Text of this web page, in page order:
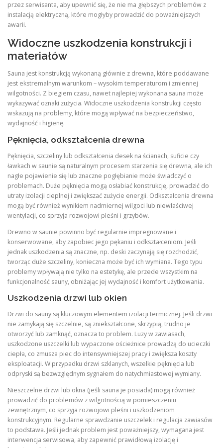
przez serwisanta, aby upewnić się, że nie ma głębszych problemów z
instalacją elektryczną, które mogłyby prowadzić do poważniejszych
awarii.
Widoczne uszkodzenia konstrukcji i
materiałów
Sauna jest konstrukcją wykonaną głównie z drewna, które poddawane
jest ekstremalnym warunkom – wysokim temperaturom i zmiennej
wilgotności. Z biegiem czasu, nawet najlepiej wykonana sauna może
wykazywać oznaki zużycia. Widoczne uszkodzenia konstrukcji często
wskazują na problemy, które mogą wpływać na bezpieczeństwo,
wydajność i higienę.
Pęknięcia, odkształcenia drewna
Pęknięcia, szczeliny lub odkształcenia desek na ścianach, suficie czy
ławkach w saunie są naturalnym procesem starzenia się drewna, ale ich
nagłe pojawienie się lub znaczne pogłębianie może świadczyć o
problemach. Duże pęknięcia mogą osłabiać konstrukcję, prowadzić do
utraty izolacji cieplnej i zwiększać zużycie energii. Odkształcenia drewna
mogą być również wynikiem nadmiernej wilgoci lub niewłaściwej
wentylacji, co sprzyja rozwojowi pleśni i grzybów.
Drewno w saunie powinno być regularnie impregnowane i
konserwowane, aby zapobiec jego pękaniu i odkształceniom. Jeśli
jednak uszkodzenia są znaczne, np. deski zaczynają się rozchodzić,
tworząc duże szczeliny, konieczna może być ich wymiana. Tego typu
problemy wpływają nie tylko na estetykę, ale przede wszystkim na
funkcjonalność sauny, obniżając jej wydajność i komfort użytkowania.
Uszkodzenia drzwi lub okien
Drzwi do sauny są kluczowym elementem izolacji termicznej. Jeśli drzwi
nie zamykają się szczelnie, są zniekształcone, skrzypią, trudno je
otworzyć lub zamknąć, oznacza to problem. Luzy w zawiasach,
uszkodzone uszczelki lub wypaczone ościeżnice prowadzą do ucieczki
ciepła, co zmusza piec do intensywniejszej pracy i zwiększa koszty
eksploatacji. W przypadku drzwi szklanych, wszelkie pęknięcia lub
odpryski są bezwzględnym sygnałem do natychmiastowej wymiany.
Nieszczelne drzwi lub okna (jeśli sauna je posiada) mogą również
prowadzić do problemów z wilgotnością w pomieszczeniu
zewnętrznym, co sprzyja rozwojowi pleśni i uszkodzeniom
konstrukcyjnym. Regularne sprawdzanie uszczelek i regulacja zawiasów
to podstawa. Jeśli jednak problem jest poważniejszy, wymagana jest
interwencja serwisowa, aby zapewnić prawidłową izolację i